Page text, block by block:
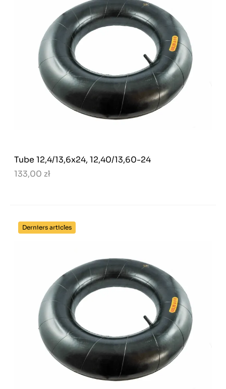
Tube 12,4/13,6x24, 12,40/13,60-24
133,00 zł
Derniers articles